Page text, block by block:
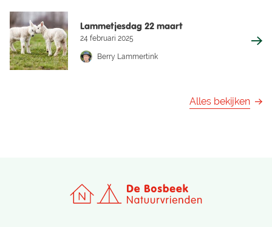
Lammetjesdag 22 maart
24 februari 2025
Berry Lammertink
Alles bekijken